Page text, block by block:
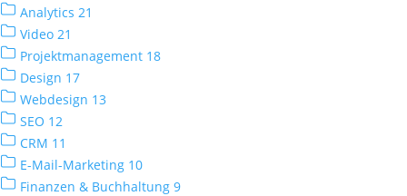
Analytics 21
Video 21
Projektmanagement 18
Design 17
Webdesign 13
SEO 12
CRM 11
E-Mail-Marketing 10
Finanzen & Buchhaltung 9